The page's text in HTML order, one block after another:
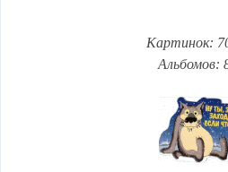
Картинок:
Альбомов: